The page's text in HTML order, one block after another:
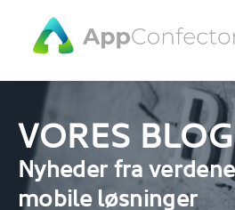
VORES BLOG
Nyheder fra
mobile løsninger